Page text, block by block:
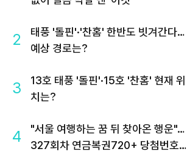
2
태풍 '돌핀'·'찬홈' 한반도 빗겨간다…
예상 경로는?
3
13호 태풍 '돌핀'·15호 '찬홈' 현재 위
치는?
4
"서울 여행하는 꿈 뒤 찾아온 행운"…
327회차 연금복권720+ 당첨번호조